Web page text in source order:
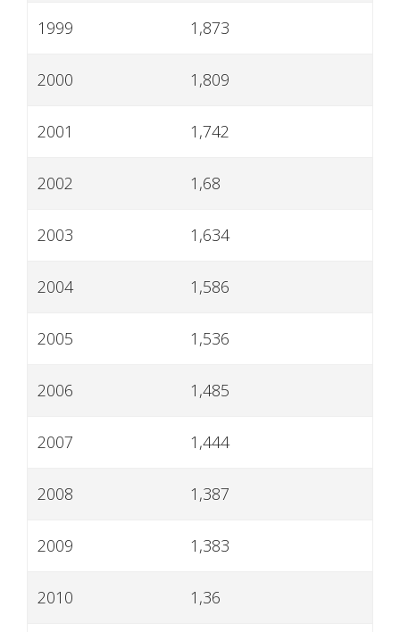
1999 1,873
2000 1,809
2001 1,742
2002 1,68
2003 1,634
2004 1,586
2005 1,536
2006 1,485
2007 1,444
2008 1,387
2009 1,383
2010 1,36